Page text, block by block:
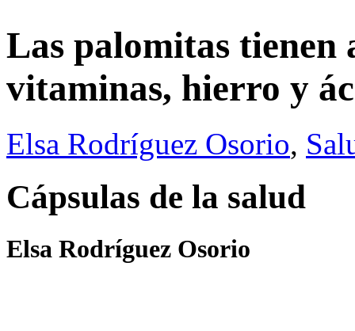
Las palomitas
vitaminas, hierro y
Elsa Rodríguez Osorio,
Cápsulas de la salud
Elsa Rodríguez Osorio